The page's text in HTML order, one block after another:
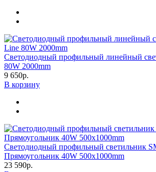
Светодиодный профильный линейный
80W 2000mm
9 650р.
В корзину
Светодиодный профильный светильник
Прямоугольник 40W 500х1000mm
23 590р.